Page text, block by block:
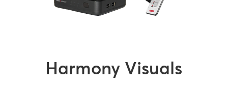
Harmony Visuals